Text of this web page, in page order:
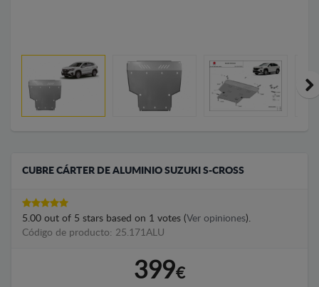
CUBRE CÁRTER DE ALUMINIO SUZUKI S-CROSS
5.00 out of 5 stars based on 1 votes (Ver opiniones).
Código de producto: 25.171ALU
399€